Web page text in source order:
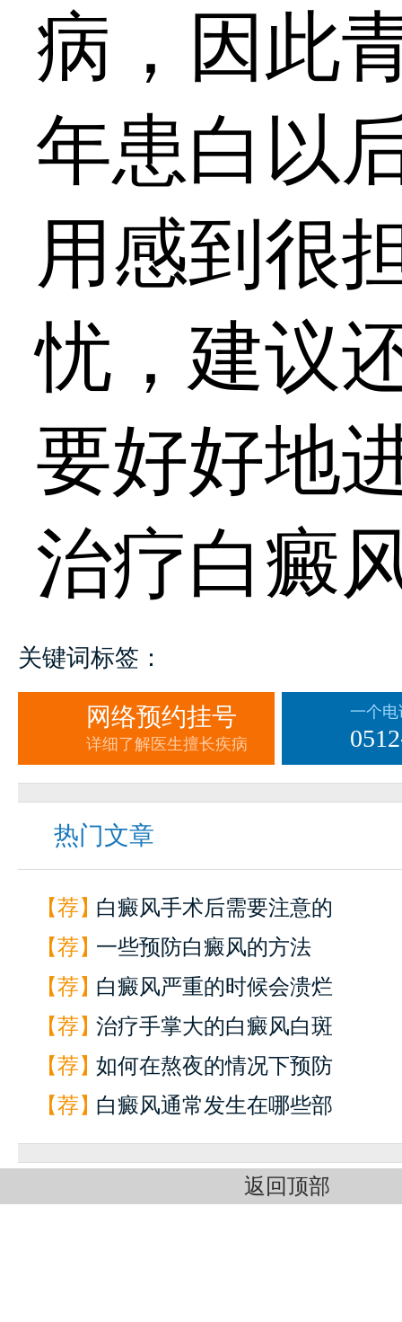
病，因此
年患白以
用感到很
忧，建议
要好好地
治疗白癜
关键词标签：
网络预约挂号
详细了解医生擅长疾病
一个
热门文章
【荐】白癜风手术后需要注意的
【荐】一些预防白癜风的方法
【荐】白癜风严重的时候会溃烂
【荐】治疗手掌大的白癜风白斑
【荐】如何在熬夜的情况下预防
【荐】白癜风通常发生在哪些部
返回顶部